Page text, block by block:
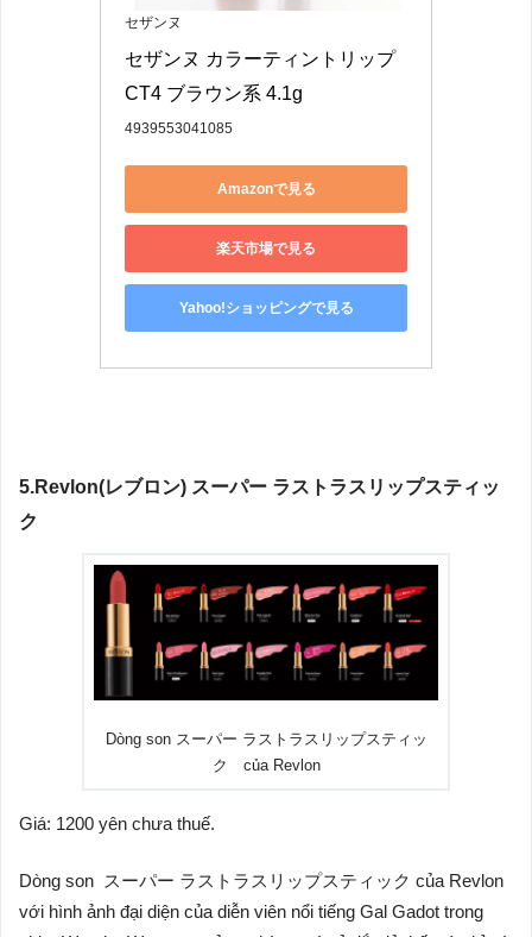
セザンヌ
セザンヌ カラーティントリップ
CT4 ブラウン系 4.1g
4939553041085
Amazonで見る
楽天市場で見る
Yahoo!ショッピングで見る
5.Revlon(レブロン) スーパー ラストラスリップスティッ
ク
Dòng son スーパー ラストラスリップスティッ
ク của Revlon
Giá: 1200 yên chưa thuế.
Dòng son スーパー ラストラスリップスティック của Revlon
với hình ảnh đại diện của diễn viên nổi tiếng Gal Gadot trong